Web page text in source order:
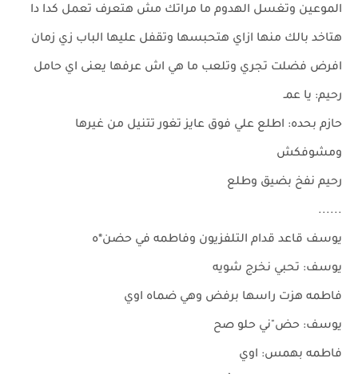
الموعين وتغسل الهدوم ما مراتك مش هتعرف تعمل كدا دا
هتاخد بالك منها ازاي هتحبسها وتقفل عليها الباب زي زمان
افرض فضلت تجري وتلعب ما هي اش عرفها يعنى اي حامل
رحيم: يا عمـ
حازم بحده: اطلع علي فوق عايز تغور تتنيل من غيرها
ومشوفكش
رحيم نفخ بضيق وطلع
......
يوسف قاعد قدام التلفزيون وفاطمه في حضن*ه
يوسف: تحبي نخرج شويه
فاطمه هزت راسها برفض وهي ضماه اوي
يوسف: حض"ني حلو صح
فاطمه بهمس: اوي